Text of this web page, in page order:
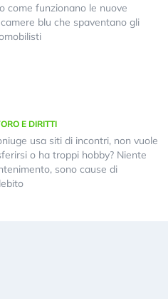
come funzionano le nuove
blu che spaventano gli
E DIRITTI
usa siti di incontri, non vuole
o ha troppi hobby? Niente
sono cause di